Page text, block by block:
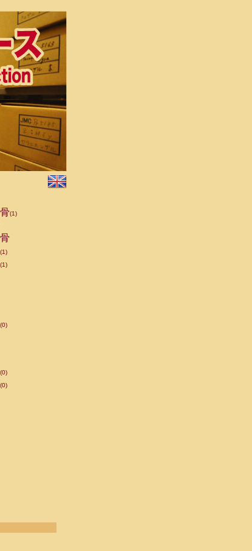
(1)
(1)
(1)
(0)
(0)
(0)